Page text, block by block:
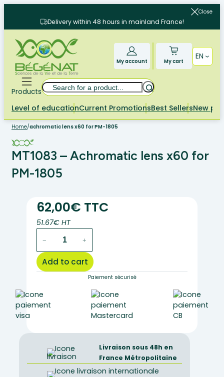
content
Close
Delivery within 48 hours in mainland France!
My account My cart
EN
Products
Search
Level of educationCurrent PromotionsBest SellersNew
Home/achromatic lens x60 for PM-1805
MT1083 – Achromatic lens x60 for
PM-1805
62,00€ TTC
51.67€ HT
Achromatic
lens
PM-
1805
− +
Add to cart
Paiement sécurisé
Livraison sous 48h en
France Métropolitaine